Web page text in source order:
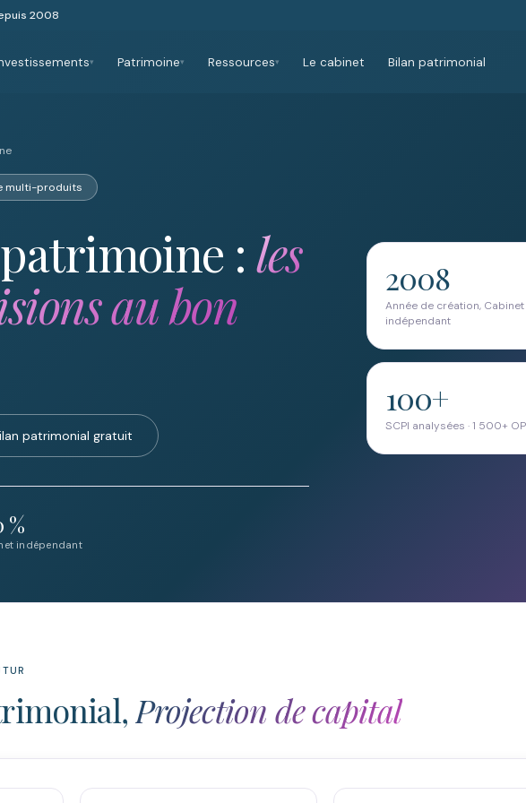
2008
▾ Patrimoine▾ Ressources▾ Le cabinet Bilan patrimonial
multi-produits
:les
au bon
patrimonial gratuit
%
indépendant
2008
Année de création, Cabinet
indépendant
100+
SCPI analysées · 1 500+
Projection de capital